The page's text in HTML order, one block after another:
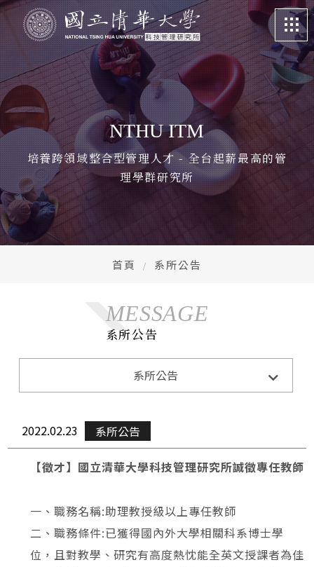
關於我們 About
課程特色 Program
招生訊息 Admission
系所成員 Faculty
學生專區 Student life
NTHU ITM
培養跨領域整合型管理人才 - 全台起薪最高的管
理學群研究所
首頁 系所公告
MESSAGE
系所公告
系所公告
Announcements
演講與活動Lecture&Activity
榮譽獲獎Honor
CE0下午茶CEO Teatime
2022.02.23 系所公告
【徵才】國立清華大學科技管理研究所誠徵專任教師
一、職務名稱:助理教授級以上專任教師
二、職務條件:已獲得國內外大學相關科系博士學
位，且對教學、研究有高度熱忱能全英文授課者為佳